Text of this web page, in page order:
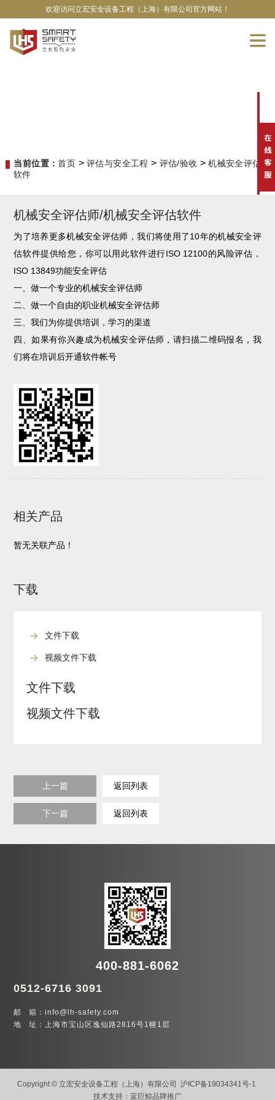
欢迎访问立宏安全设备工程（上海）有限公司官方网站！
当前位置：首页 > 评估与安全工程 > 评估/验收 >机械安全评估
软件
机械安全评估师/机械安全评估软件
为了培养更多机械安全评估师，我们将使用了10年的机械安全评
估软件提供给您，你可以用此软件进行ISO 12100的风险评估，
ISO 13849功能安全评估
一、做一个专业的机械安全评估师
二、做一个自由的职业机械安全评估师
三、我们为你提供培训，学习的渠道
四、如果有你兴趣成为机械安全评估师，请扫描二维码报名，我
们将在培训后开通软件帐号
相关产品
暂无关联产品！
下载
文件下载
视频文件下载
文件下载
视频文件下载
上一篇 返回列表
下一篇 返回列表
400-881-6062
0512-6716 3091
邮 箱：info@lh-safety.com
地 址：上海市宝山区逸仙路2816号1幢1层
Copyright © 立宏安全设备工程（上海）有限公司 沪ICP备19034341号-1
技术支持： 蓝巨鲸品牌推广